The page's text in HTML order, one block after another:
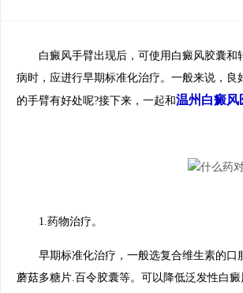
白癜风手臂出现后，可使用白癜风胶囊和
病时，应进行早期标准化治疗。一般来说，
的手臂有好处呢?接下来，一起和温州白癜风
1.药物治疗。
早期标准化治疗，一般选复合维生素的口
蘑菇多糖片.百令胶囊等。可以降低泛发性白